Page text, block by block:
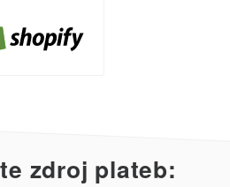
zdroj plateb: